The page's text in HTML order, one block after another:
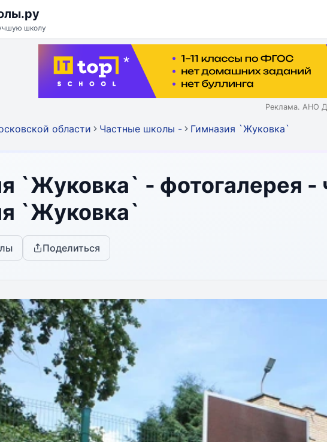
школу
Реклама. АНО
области Частные школы - Гимназия `Жуковка`
`Жуковка` - фотогалерея -
`Жуковка`
Поделиться